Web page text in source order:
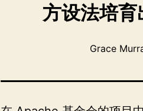
方设法培
Grace